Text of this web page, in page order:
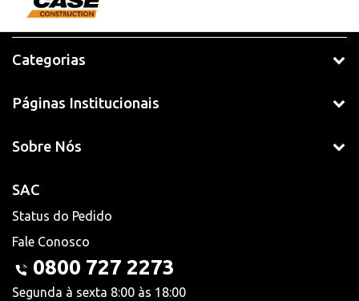
Categorias
Páginas Institucionais
Sobre Nós
SAC
Status do Pedido
Fale Conosco
0800 727 2273
Segunda à sexta 8:00 às 18:00